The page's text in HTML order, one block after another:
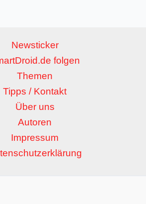
Newsticker
folgen
Themen
Tipps / Kontakt
Über uns
Autoren
Impressum